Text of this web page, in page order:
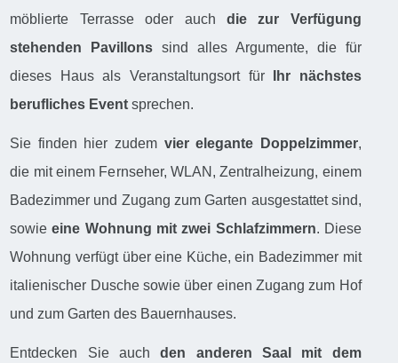
möblierte Terrasse oder auch die zur Verfügung
stehenden Pavillons sind alles Argumente, die für
dieses Haus als Veranstaltungsort für
Ihr nächstes
berufliches Event sprechen.
Sie finden hier zudem vier elegante Doppelzimmer,
die mit einem Fernseher, WLAN, Zentralheizung, einem
Badezimmer und Zugang zum Garten ausgestattet sind,
sowieeine Wohnung mit zwei Schlafzimmern. Diese
Wohnung verfügt über eine Küche, ein Badezimmer mit
italienischer Dusche sowie über einen Zugang zum Hof
und zum Garten des Bauernhauses.
Entdecken Sie auchden anderen Saal mit dem